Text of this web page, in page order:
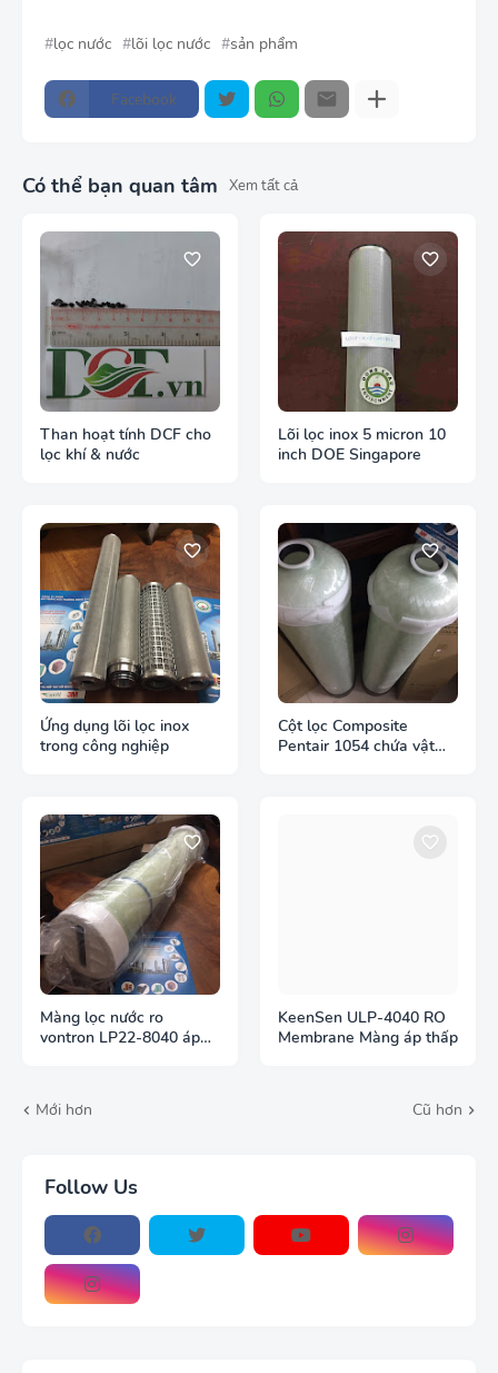
lọc nước lõi lọc nước sản phẩm
Facebook
Có thể bạn quan tâm Xem tất cả
Than hoạt tính DCF cho
lọc khí & nước
Lõi lọc inox 5 micron 10
inch DOE Singapore
Ứng dụng lõi lọc inox
trong công nghiệp
Cột lọc Composite
Pentair 1054 chứa vật
Màng lọc nước ro
vontron LP22-8040 áp
KeenSen ULP-4040 RO
Membrane Màng áp thấp
Mới hơn Cũ hơn
Follow Us